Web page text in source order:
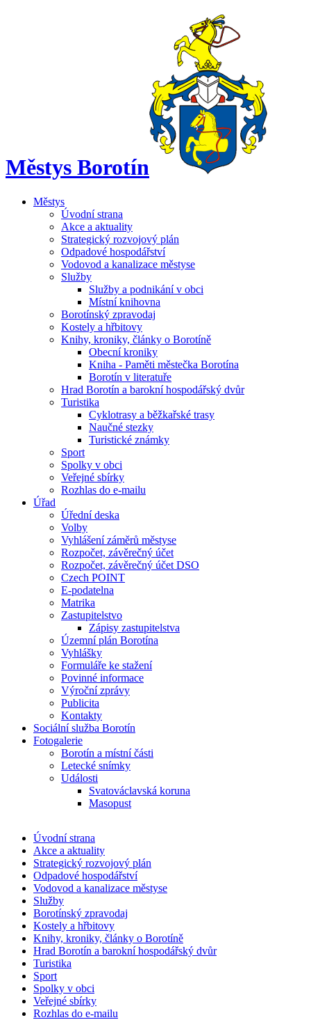
Městys Borotín
Městys
Úvodní strana
Akce a aktuality
Strategický rozvojový plán
Odpadové hospodářství
Vodovod a kanalizace městyse
Služby
Služby a podnikání v obci
Místní knihovna
Borotínský zpravodaj
Kostely a hřbitovy
Knihy, kroniky, články o Borotíně
Obecní kroniky
Kniha - Paměti městečka Borotína
Borotín v literatuře
Hrad Borotín a barokní hospodářský dvůr
Turistika
Cyklotrasy a běžkařské trasy
Naučné stezky
Turistické známky
Sport
Spolky v obci
Veřejné sbírky
Rozhlas do e-mailu
Úřad
Úřední deska
Volby
Vyhlášení záměrů městyse
Rozpočet, závěrečný účet
Rozpočet, závěrečný účet DSO
Czech POINT
E-podatelna
Matrika
Zastupitelstvo
Zápisy zastupitelstva
Územní plán Borotína
Vyhlášky
Formuláře ke stažení
Povinné informace
Výroční zprávy
Publicita
Kontakty
Sociální služba Borotín
Fotogalerie
Borotín a místní části
Letecké snímky
Události
Svatováclavská koruna
Masopust
Úvodní strana
Akce a aktuality
Strategický rozvojový plán
Odpadové hospodářství
Vodovod a kanalizace městyse
Služby
Borotínský zpravodaj
Kostely a hřbitovy
Knihy, kroniky, články o Borotíně
Hrad Borotín a barokní hospodářský dvůr
Turistika
Sport
Spolky v obci
Veřejné sbírky
Rozhlas do e-mailu